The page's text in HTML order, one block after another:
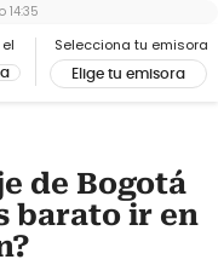
Selecciona tu emisora
Elige tu emisora
14:35
de Bogotá
barato ir en